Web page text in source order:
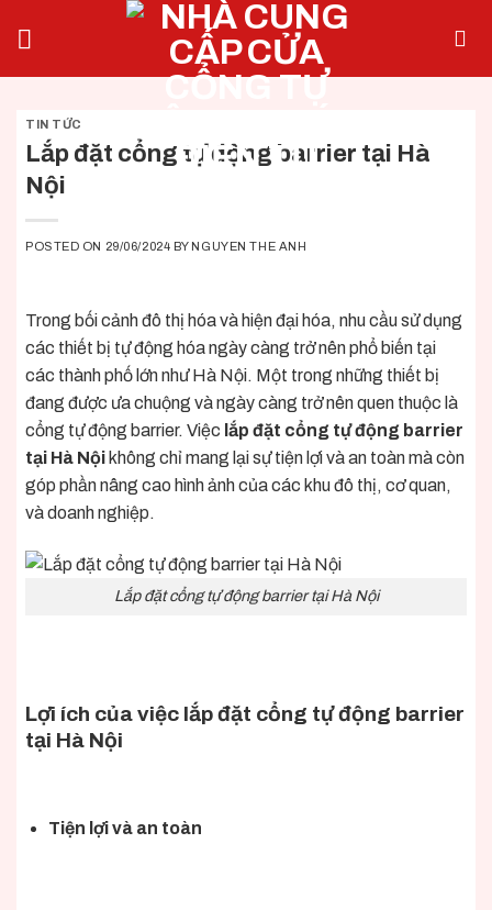
TIN TỨC
Lắp đặt cổng tự động barrier tại Hà
Nội
POSTED ON 29/06/2024 BY NGUYEN THE ANH
Trong bối cảnh đô thị hóa và hiện đại hóa, nhu cầu sử dụng
các thiết bị tự động hóa ngày càng trở nên phổ biến tại
các thành phố lớn như Hà Nội. Một trong những thiết bị
đang được ưa chuộng và ngày càng trở nên quen thuộc là
cổng tự động barrier. Việc lắp đặt cổng tự động barrier
tại Hà Nội không chỉ mang lại sự tiện lợi và an toàn mà còn
góp phần nâng cao hình ảnh của các khu đô thị, cơ quan,
và doanh nghiệp.
Lắp đặt cổng tự động barrier tại Hà Nội
Lợi ích của việc lắp đặt cổng tự động barrier
tại Hà Nội
Tiện lợi và an toàn